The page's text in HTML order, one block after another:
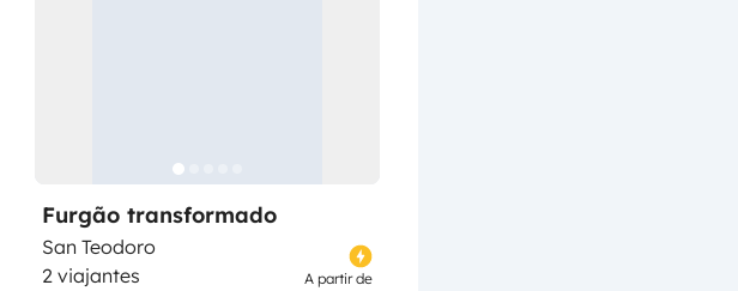
Furgão transformado
San Teodoro
2 viajantes
A partir de